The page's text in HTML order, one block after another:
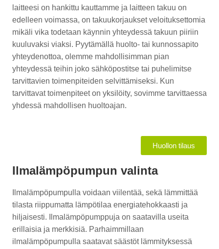
laitteesi on hankittu kauttamme ja laitteen takuu on
edelleen voimassa, on takuukorjaukset veloituksettomia
mikäli vika todetaan käynnin yhteydessä takuun piiriin
kuuluvaksi viaksi. Pyytämällä huolto- tai kunnossapito
yhteydenottoa, olemme mahdollisimman pian
yhteydessä teihin joko sähköpostitse tai puhelimitse
tarvittavien toimenpiteiden selvittämiseksi. Kun
tarvittavat toimenpiteet on yksilöity, sovimme tarvittaessa
yhdessä mahdollisen huoltoajan.
Huollon tilaus
Ilmalämpöpumpun valinta
Ilmalämpöpumpulla voidaan viilentää, sekä lämmittää
tilasta riippumatta lämpötilaa energiatehokkaasti ja
hiljaisesti. Ilmalämpöpumppuja on saatavilla useita
erillaisia ja merkkisiä. Parhaimmillaan
ilmalämpöpumpulla saatavat säästöt lämmityksessä